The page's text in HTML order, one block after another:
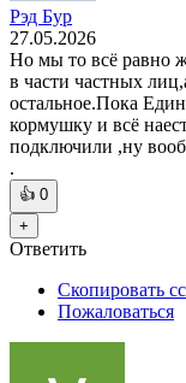
Рэд Бур
27.05.2026
Но мы то всё равно
в части частных
остальное.Пока
кормушку и всё
подключили ,ну
.
👍 0
+
Ответить
Скопировать
Пожаловаться